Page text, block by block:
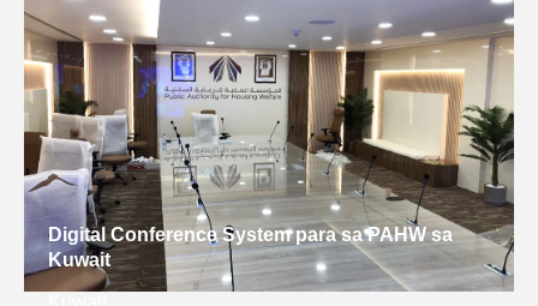
DC Output
12V DC/3A(MAX)*4,
center positive
Power Supply
12V DC/3A (MAX)*4,
center positive
Connector Type BNC
Digital Conference System para sa PAHW sa
Kuwait